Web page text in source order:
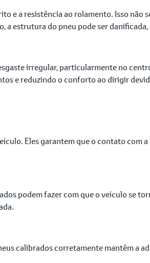
e a resistência ao rolamento. Isso não
a estrutura do pneu pode ser
irregular, particularmente no
e reduzindo o conforto ao dirigir
Eles garantem que o contato com
podem fazer com que o veículo se
calibrados corretamente mantêm a